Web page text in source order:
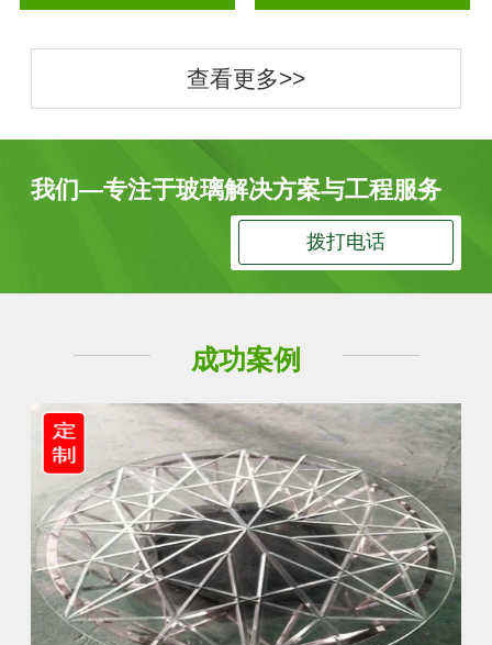
查看更多>>
我们—专注于玻璃解决方案与工程服务
拨打电话
成功案例